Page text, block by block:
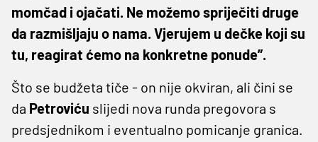
momčad i ojačati. Ne možemo spriječiti druge
da razmišljaju o nama. Vjerujem u dečke koji su
tu, reagirat ćemo na konkretne ponude”.
Što se budžeta tiče - on nije okviran, ali čini se
da Petroviću slijedi nova runda pregovora s
predsjednikom i eventualno pomicanje granica.